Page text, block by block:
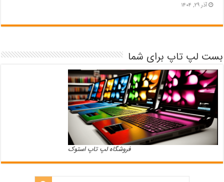
آذر ۲۹, ۱۴۰۴
بست لپ تاپ برای شما
فروشگاه لپ تاپ استوک